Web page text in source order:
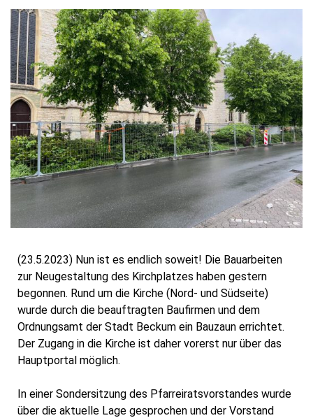
(23.5.2023) Nun ist es endlich soweit! Die Bauarbeiten
zur Neugestaltung des Kirchplatzes haben gestern
begonnen. Rund um die Kirche (Nord- und Südseite)
wurde durch die beauftragten Baufirmen und dem
Ordnungsamt der Stadt Beckum ein Bauzaun errichtet.
Der Zugang in die Kirche ist daher vorerst nur über das
Hauptportal möglich.
In einer Sondersitzung des Pfarreiratsvorstandes wurde
über die aktuelle Lage gesprochen und der Vorstand